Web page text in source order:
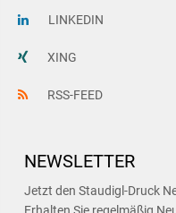
LINKEDIN
XING
RSS-FEED
NEWSLETTER
Jetzt den Staudigl-Druck